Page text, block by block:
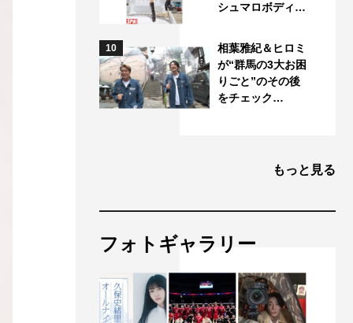
シュマロボディ…
10
相葉雅紀＆ヒロミ
が“群馬の3大お困
りごと”のその後
をチェック…
もっと見る
フォトギャラリー